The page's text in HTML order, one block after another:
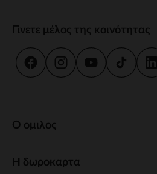
Γίνετε μέλος της κοινότητας
Ο ομιλος
Η δωροκαρτα